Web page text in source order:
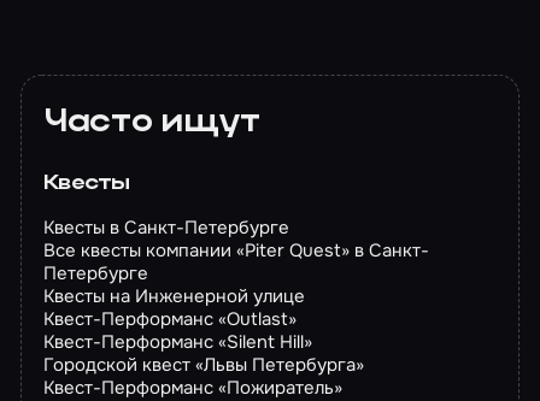
Часто ищут
Квесты
Квесты в Санкт-Петербурге
Все квесты компании «Piter Quest» в Санкт-
Петербурге
Квесты на Инженерной улице
Квест-Перформанс «Outlast»
Квест-Перформанс «Silent Hill»
Городской квест «Львы Петербурга»
Квест-Перформанс «Пожиратель»